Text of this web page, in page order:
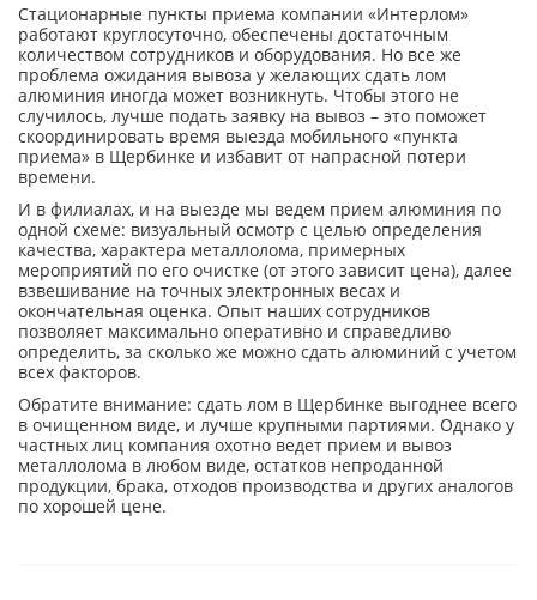
Стационарные пункты приема компании «Интерлом»
работают круглосуточно, обеспечены достаточным
количеством сотрудников и оборудования. Но все же
проблема ожидания вывоза у желающих сдать лом
алюминия иногда может возникнуть. Чтобы этого не
случилось, лучше подать заявку на вывоз – это поможет
скоординировать время выезда мобильного «пункта
приема» в Щербинке и избавит от напрасной потери
времени.
И в филиалах, и на выезде мы ведем прием алюминия по
одной схеме: визуальный осмотр с целью определения
качества, характера металлолома, примерных
мероприятий по его очистке (от этого зависит цена), далее
взвешивание на точных электронных весах и
окончательная оценка. Опыт наших сотрудников
позволяет максимально оперативно и справедливо
определить, за сколько же можно сдать алюминий с учетом
всех факторов.
Обратите внимание: сдать лом в Щербинке выгоднее всего
в очищенном виде, и лучше крупными партиями. Однако у
частных лиц компания охотно ведет прием и вывоз
металлолома в любом виде, остатков непроданной
продукции, брака, отходов производства и других аналогов
по хорошей цене.